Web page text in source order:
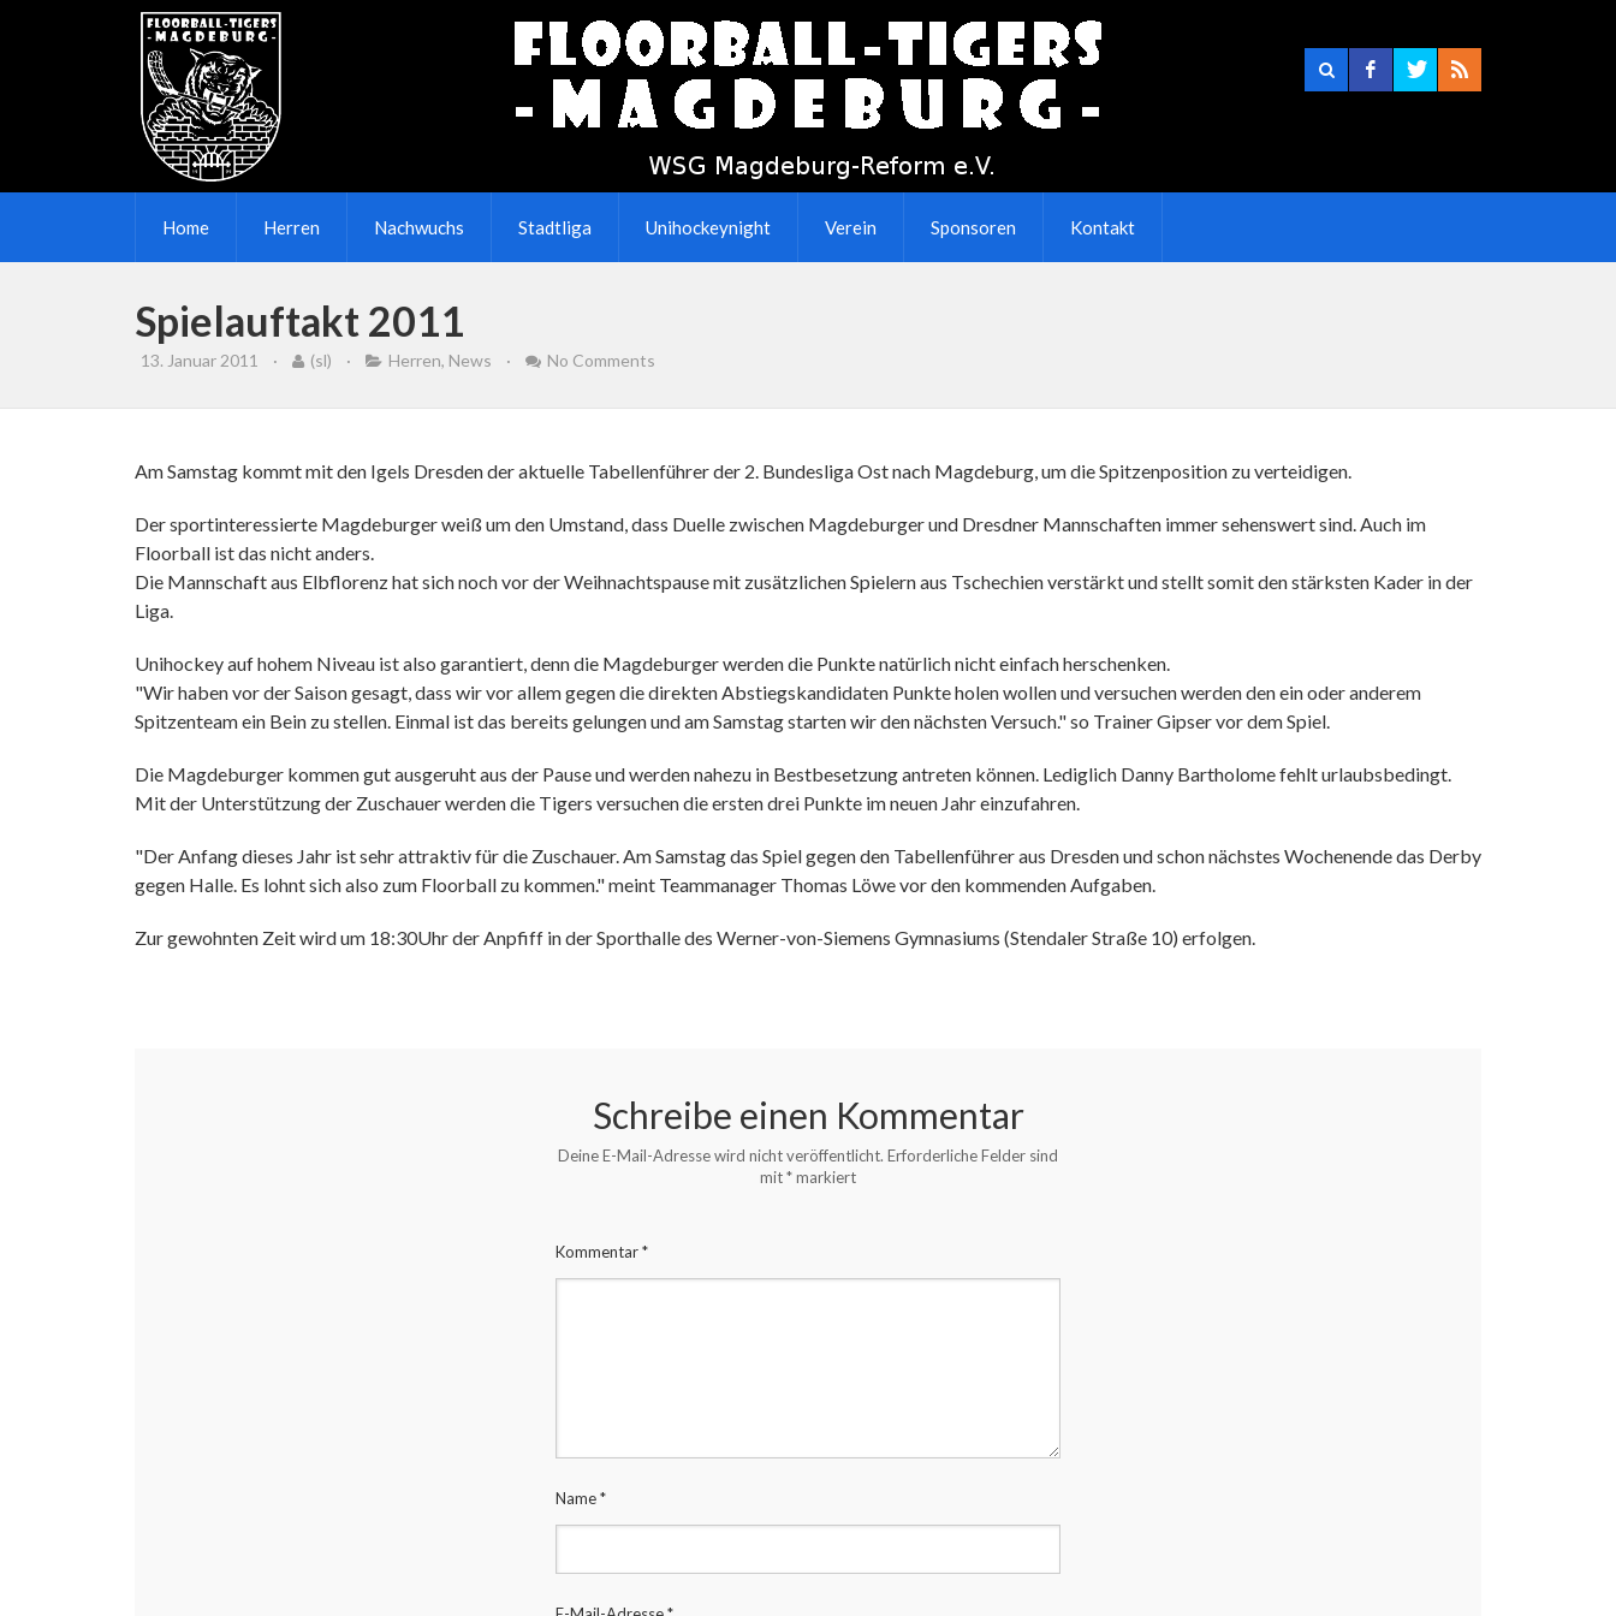
Home Herren Nachwuchs Stadtliga Unihockeynight Verein Sponsoren Kontakt
Spielauftakt 2011
13. Januar 2011 · (sl) · Herren, News · No Comments
Am Samstag kommt mit den Igels Dresden der aktuelle Tabellenführer der 2. Bundesliga Ost nach Magdeburg, um die Spitzenposition zu verteidigen.
Der sportinteressierte Magdeburger weiß um den Umstand, dass Duelle zwischen Magdeburger und Dresdner Mannschaften immer sehenswert sind. Auch im
Floorball ist das nicht anders.
Die Mannschaft aus Elbflorenz hat sich noch vor der Weihnachtspause mit zusätzlichen Spielern aus Tschechien verstärkt und stellt somit den stärksten Kader in der
Liga.
Unihockey auf hohem Niveau ist also garantiert, denn die Magdeburger werden die Punkte natürlich nicht einfach herschenken.
"Wir haben vor der Saison gesagt, dass wir vor allem gegen die direkten Abstiegskandidaten Punkte holen wollen und versuchen werden den ein oder anderem
Spitzenteam ein Bein zu stellen. Einmal ist das bereits gelungen und am Samstag starten wir den nächsten Versuch." so Trainer Gipser vor dem Spiel.
Die Magdeburger kommen gut ausgeruht aus der Pause und werden nahezu in Bestbesetzung antreten können. Lediglich Danny Bartholome fehlt urlaubsbedingt.
Mit der Unterstützung der Zuschauer werden die Tigers versuchen die ersten drei Punkte im neuen Jahr einzufahren.
"Der Anfang dieses Jahr ist sehr attraktiv für die Zuschauer. Am Samstag das Spiel gegen den Tabellenführer aus Dresden und schon nächstes Wochenende das Derby
gegen Halle. Es lohnt sich also zum Floorball zu kommen." meint Teammanager Thomas Löwe vor den kommenden Aufgaben.
Zur gewohnten Zeit wird um 18:30Uhr der Anpfiff in der Sporthalle des Werner-von-Siemens Gymnasiums (Stendaler Straße 10) erfolgen.
Schreibe einen Kommentar
Deine E-Mail-Adresse wird nicht veröffentlicht. Erforderliche Felder sind
mit*markiert
Kommentar*
Name*